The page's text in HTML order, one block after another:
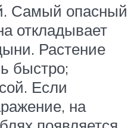
Самый опасный
откладывает
Растение
быстро;
Если
на